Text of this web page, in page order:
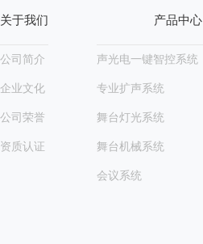
关于我们
公司简介
企业文化
公司荣誉
资质认证
产品中心
声光电一键智控系统
专业扩声系统
舞台灯光系统
舞台机械系统
会议系统